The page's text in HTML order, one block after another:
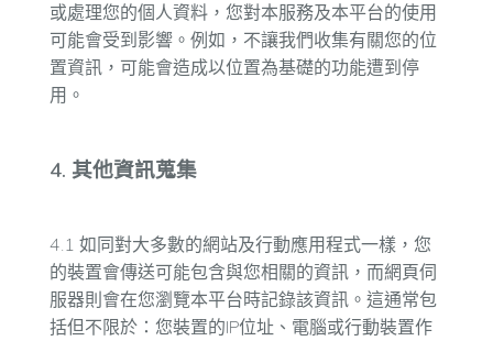
或處理您的個人資料，您對本服務及本平台的使用
可能會受到影響。例如，不讓我們收集有關您的位
置資訊，可能會造成以位置為基礎的功能遭到停
用。
4. 其他資訊蒐集
4.1 如同對大多數的網站及行動應用程式一樣，您
的裝置會傳送可能包含與您相關的資訊，而網頁伺
服器則會在您瀏覽本平台時記錄該資訊。這通常包
括但不限於：您裝置的IP位址、電腦或行動裝置作